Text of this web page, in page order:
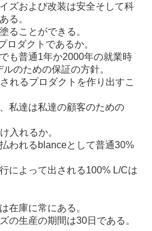
ズおよび改装は安全そして科
る。
ることができる。
ロダクトであるか。
も普通1年か2000年の就業時
ルのための保証の方針。
れるプロダクトを作り出すこ
私達は私達の顧客のための
入れるか。
われるblanceとして普通30%
によって出される100% L/Cは
在庫に常にある。
の生産の期間は30日である。